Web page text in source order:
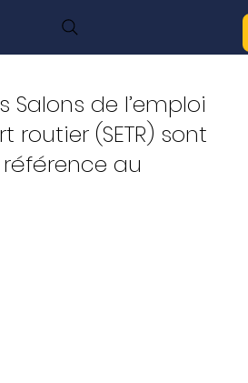
Salons de l’emploi
routier (SETR) sont
au